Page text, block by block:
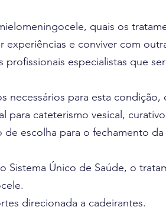
quais os
e conviver com
especialistas que
para esta
cateterismo vesical,
escolha para o fechamento
Único de Saúde, o
direcionada a cadeirantes.